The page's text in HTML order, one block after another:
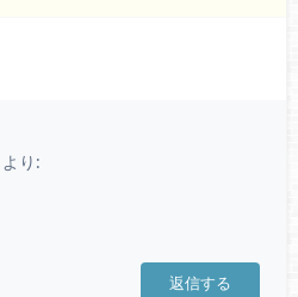
より:
返信する